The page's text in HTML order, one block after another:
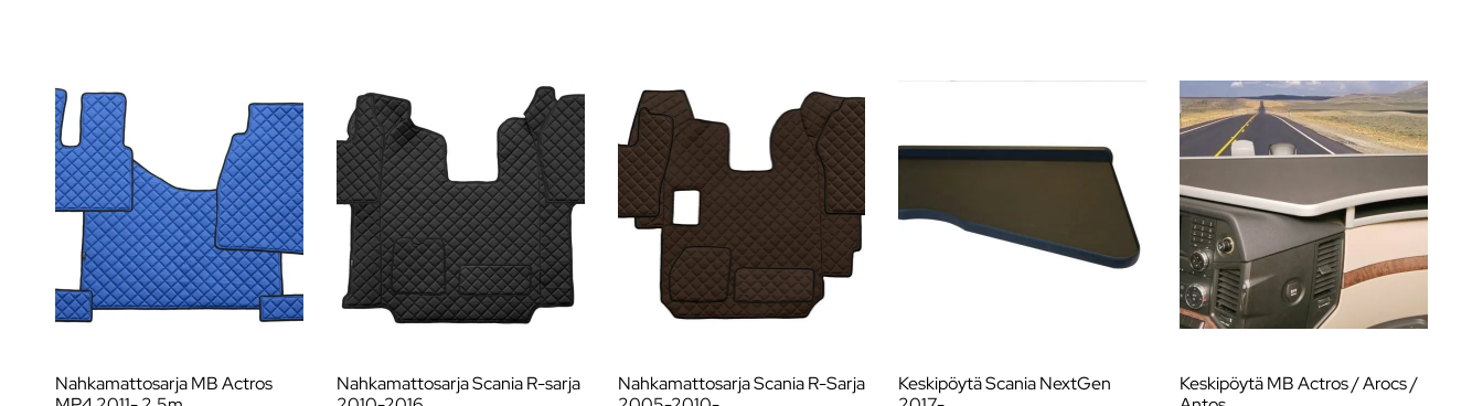
Nahkamattosarja MB Actros
Nahkamattosarja Scania R-sarja
Nahkamattosarja Scania R-Sarja
Keskipöytä Scania NextGen
Keskipöytä MB Actros / Arocs /